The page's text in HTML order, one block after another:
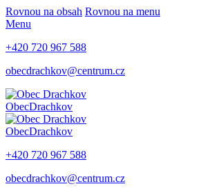
Rovnou na obsah Rovnou na menu
Menu
+420 720 967 588
obecdrachkov@centrum.cz
ObecDrachkov
ObecDrachkov
+420 720 967 588
obecdrachkov@centrum.cz